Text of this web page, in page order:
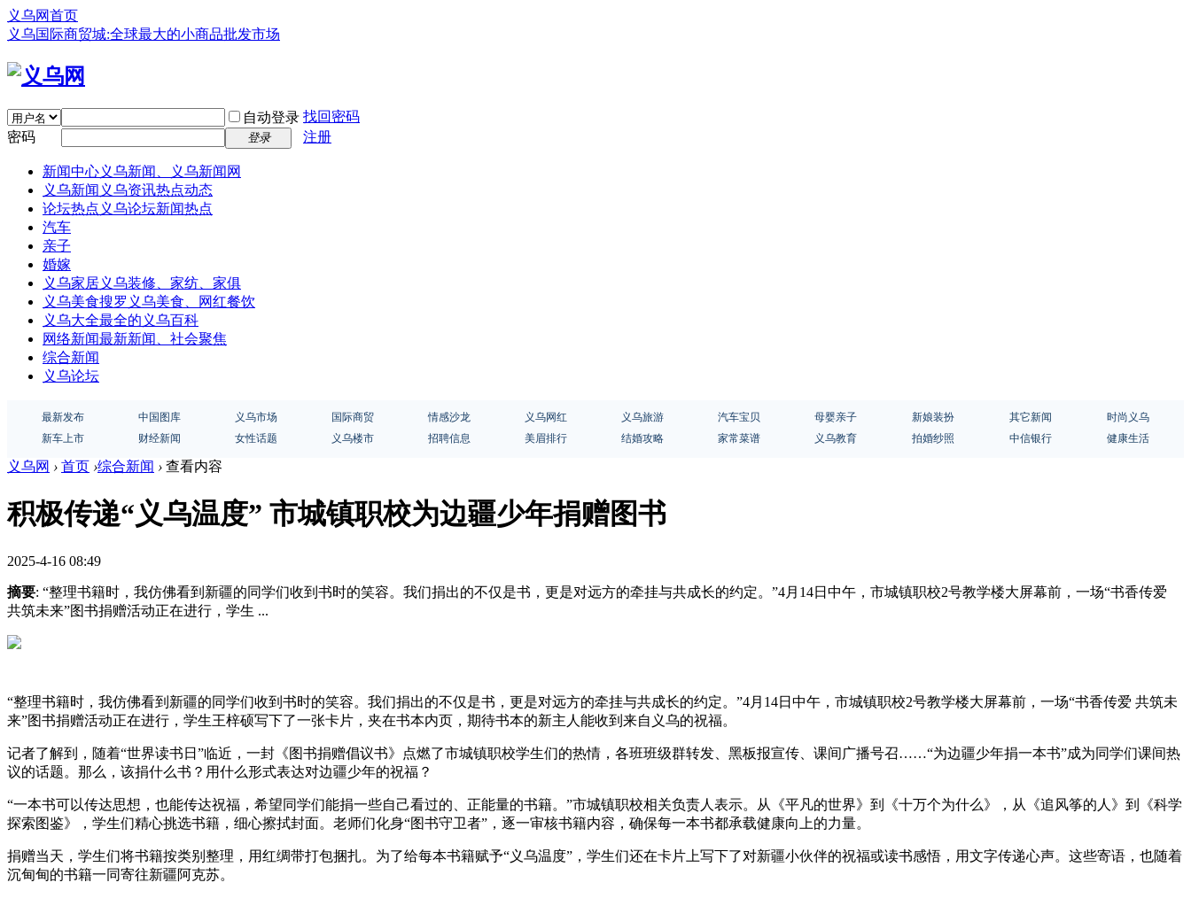
义乌网首页
义乌国际商贸城:全球最大的小商品批发市场
自动登录 找回密码
密码
登录 注册
新闻中心义乌新闻、义乌新闻网
义乌新闻 义乌资讯热点动态
论坛热点 义乌论坛新闻热点
汽车
亲子
婚嫁
义乌家居义乌装修、家纺、家俱
义乌美食搜罗义乌美食、网红餐饮
义乌大全最全的义乌百科
网络新闻最新新闻、社会聚焦
综合新闻
义乌论坛
最新发布 中国图库 义乌市场 国际商贸 情感沙龙 义乌网红 义乌旅游 汽车宝贝 母婴亲子 新娘装扮 其它新闻
时尚义乌
新车上市
财经新闻 女性话题 义乌楼市 招聘信息 美眉排行 结婚攻略 家常菜谱 义乌教育 拍婚纱照 中信银行 健康生活
义乌网 › 首页 ›综合新闻 › 查看内容
积极传递“义乌温度” 市城镇职校为边疆少年捐赠图书
2025-4-16 08:49
摘要: “整理书籍时，我仿佛看到新疆的同学们收到书时的笑容。我们捐出的不仅是书，更是对远方的牵挂与共成长的约定。”4月14日中午，市城镇职校2号教学楼大屏幕前，一场“书香传爱
共筑未来”图书捐赠活动正在进行，学生 ...
“整理书籍时，我仿佛看到新疆的同学们收到书时的笑容。我们捐出的不仅是书，更是对远方的牵挂与共成长的约定。”4月14日中午，市城镇职校2号教学楼大屏幕前，一场“书香传爱 共筑未
来”图书捐赠活动正在进行，学生王梓硕写下了一张卡片，夹在书本内页，期待书本的新主人能收到来自义乌的祝福。
记者了解到，随着“世界读书日”临近，一封《图书捐赠倡议书》点燃了市城镇职校学生们的热情，各班班级群转发、黑板报宣传、课间广播号召……“为边疆少年捐一本书”成为同学们课间热
议的话题。那么，该捐什么书？用什么形式表达对边疆少年的祝福？
“一本书可以传达思想，也能传达祝福，希望同学们能捐一些自己看过的、正能量的书籍。”市城镇职校相关负责人表示。从《平凡的世界》到《十万个为什么》，从《追风筝的人》到《科学
探索图鉴》，学生们精心挑选书籍，细心擦拭封面。老师们化身“图书守卫者”，逐一审核书籍内容，确保每一本书都承载健康向上的力量。
捐赠当天，学生们将书籍按类别整理，用红绸带打包捆扎。为了给每本书籍赋予“义乌温度”，学生们还在卡片上写下了对新疆小伙伴的祝福或读书感悟，用文字传递心声。这些寄语，也随着
沉甸甸的书籍一同寄往新疆阿克苏。